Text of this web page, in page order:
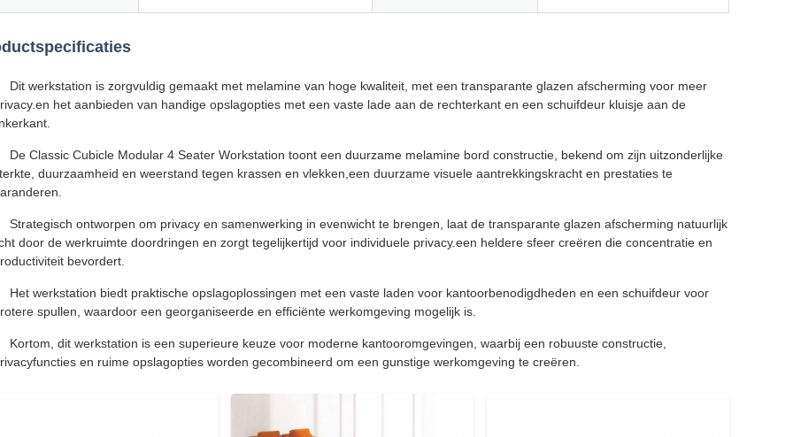
Dit werkstation is zorgvuldig gemaakt met melamine van hoge kwaliteit, met een transparante glazen afscherming voor meer
het aanbieden van handige opslagopties met een vaste lade aan de rechterkant en een schuifdeur kluisje aan de
De Classic Cubicle Modular 4 Seater Workstation toont een duurzame melamine bord constructie, bekend om zijn uitzonderlijke
duurzaamheid en weerstand tegen krassen en vlekken,een duurzame visuele aantrekkingskracht en prestaties te
Strategisch ontworpen om privacy en samenwerking in evenwicht te brengen, laat de transparante glazen afscherming natuurlijk
door de werkruimte doordringen en zorgt tegelijkertijd voor individuele privacy.een heldere sfeer creëren die concentratie en
bevordert.
Het werkstation biedt praktische opslagoplossingen met een vaste laden voor kantoorbenodigdheden en een schuifdeur voor
spullen, waardoor een georganiseerde en efficiënte werkomgeving mogelijk is.
Kortom, dit werkstation is een superieure keuze voor moderne kantooromgevingen, waarbij een robuuste constructie,
en ruime opslagopties worden gecombineerd om een gunstige werkomgeving te creëren.